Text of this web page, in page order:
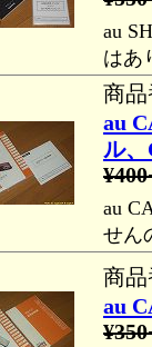
au
はあ
商品
au
ル
au
せん
商品
au